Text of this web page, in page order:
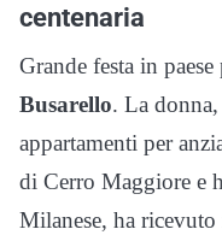
centenaria
Grande festa in
Busarello. La
appartamenti per
di Cerro Maggiore e
Milanese, ha